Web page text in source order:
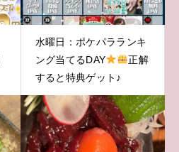
水曜日：ポケパラランキ
ング当てるDAY
正解
すると特典ゲット♪